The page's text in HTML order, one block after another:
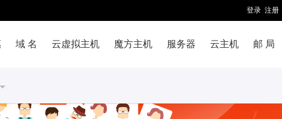
登录 注册
域 名 云虚拟主机 魔方主机 服务器 云主机 邮 局